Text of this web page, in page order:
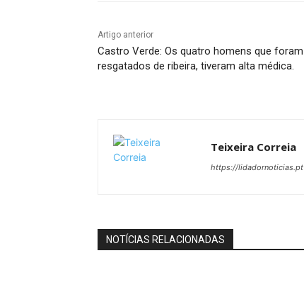
Artigo anterior
Castro Verde: Os quatro homens que foram
resgatados de ribeira, tiveram alta médica.
Teixeira Correia
https://lidadornoticias.pt
NOTÍCIAS RELACIONADAS